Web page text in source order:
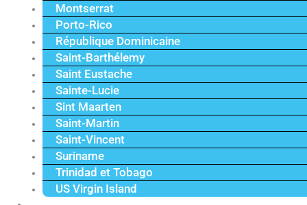
Montserrat
Porto-Rico
République Dominicaine
Saint-Barthélemy
Saint Eustache
Sainte-Lucie
Sint Maarten
Saint-Martin
Saint-Vincent
Suriname
Trinidad et Tobago
US Virgin Island